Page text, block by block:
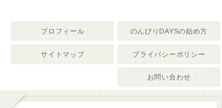
プロフィール のんびりDAYSの始め方
サイトマップ プライバシーポリシー
お問い合わせ